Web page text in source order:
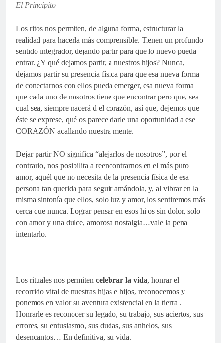
El Principito
Los ritos nos permiten, de alguna forma, estructurar la
realidad para hacerla más comprensible. Tienen un profundo
sentido integrador, dejando partir para que lo nuevo pueda
entrar. ¿Y qué dejamos partir, a nuestros hijos? Nunca,
dejamos partir su presencia física para que esa nueva forma
de conectarnos con ellos pueda emerger, esa nueva forma
que cada uno de nosotros tiene que encontrar pero que, sea
cual sea, siempre nacerá d el corazón, así que, dejemos que
éste se exprese, qué os parece darle una oportunidad a ese
CORAZÓN acallando nuestra mente.
Dejar partir NO significa “alejarlos de nosotros”, por el
contrario, nos posibilita a reencontrarnos en el más puro
amor, aquél que no necesita de la presencia física de esa
persona tan querida para seguir amándola, y, al vibrar en la
misma sintonía que ellos, solo luz y amor, los sentiremos más
cerca que nunca. Lograr pensar en esos hijos sin dolor, solo
con amor y una dulce, amorosa nostalgia…vale la pena
intentarlo.
Los rituales nos permiten celebrar la vida, honrar el
recorrido vital de nuestras hijas e hijos, reconocemos y
ponemos en valor su aventura existencial en la tierra .
Honrarle es reconocer su legado, su trabajo, sus aciertos, sus
errores, su entusiasmo, sus dudas, sus anhelos, sus
desencantos… En definitiva, su vida.